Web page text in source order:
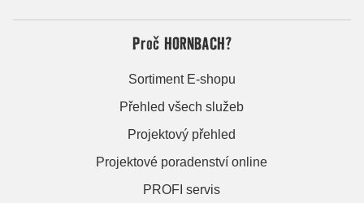
Proč HORNBACH?
Sortiment E-shopu
Přehled všech služeb
Projektový přehled
Projektové poradenství online
PROFI servis